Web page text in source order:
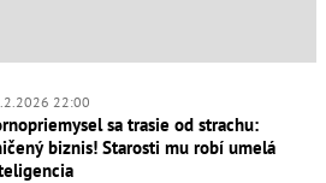
22:00
sa trasie od strachu:
biznis! Starosti mu robí umelá